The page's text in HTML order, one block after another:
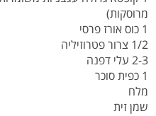
מרוסקות)
1 כוס אורז פרסי
1/2 צרור פטרוזיליה
2-3 עלי דפנה
1 כפית סוכר
מלח
שמן זית